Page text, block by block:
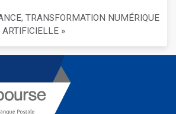
TRANSFORMATION NUMÉRIQUE
»